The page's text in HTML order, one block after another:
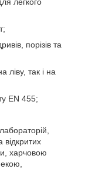
порізів та
ліву, так і на
EN 455;
харчовою